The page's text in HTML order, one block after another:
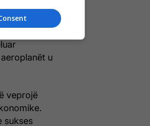
u
veprojë
sukses